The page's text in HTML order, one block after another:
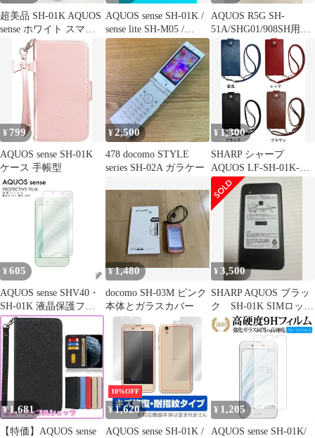
超美品 SH-01K AQUOS
sense ホワイト スマホ
即日発送 スマホ 白ロム
DoCoMo SHARP 土日祝
発送OK
AQUOS sense SH-01K /
sense lite SH-M05 /
Android One S3 手帳型
ケース ブラック ストラ
ップ付き
AQUOS R5G SH-
51A/SHG01/908SH用ハ
ードクリアケース
dsh51a-01cl【K】
¥ 799
AQUOS sense SH-01K
ケース 手帳型
¥2,500
478 docomo STYLE
series SH-02A ガラケー
¥ 1,300
SHARP シャープ
AQUOS LF-SH-01K-
126-1 藍色 AL153
¥ 605
AQUOS sense SHV40・
SH-01K 液晶保護フィ
ルム
¥1,480
docomo SH-03M ピンク
本体とガラスカバー
¥3,500
SHARP AQUOS ブラッ
ク SH-01K SIMロック
解除、動作確認済み
¥1,681
【特価】AQUOS sense
10%OFF
¥1,620
AQUOS sense SH-01K /
¥ 1,205
AQUOS sense SH-01K/